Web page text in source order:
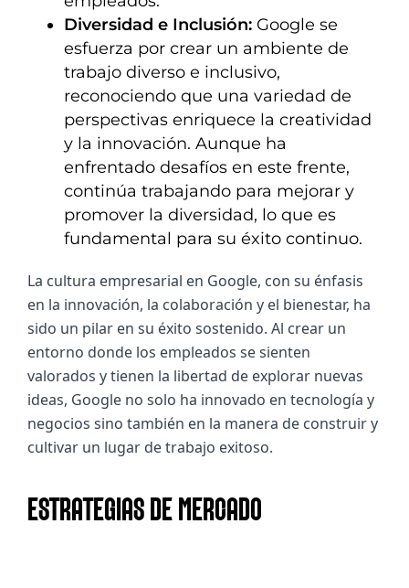
Diversidad e Inclusión: Google se
esfuerza por crear un ambiente de
trabajo diverso e inclusivo,
reconociendo que una variedad de
perspectivas enriquece la creatividad
y la innovación. Aunque ha
enfrentado desafíos en este frente,
continúa trabajando para mejorar y
promover la diversidad, lo que es
fundamental para su éxito continuo.
La cultura empresarial en Google, con su énfasis
en la innovación, la colaboración y el bienestar, ha
sido un pilar en su éxito sostenido. Al crear un
entorno donde los empleados se sienten
valorados y tienen la libertad de explorar nuevas
ideas, Google no solo ha innovado en tecnología y
negocios sino también en la manera de construir y
cultivar un lugar de trabajo exitoso.
ESTRATEGIAS DE MERCADO